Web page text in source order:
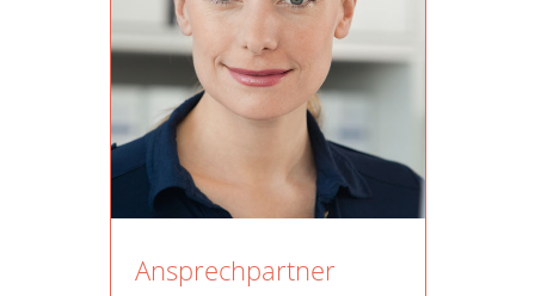
Ansprechpartner